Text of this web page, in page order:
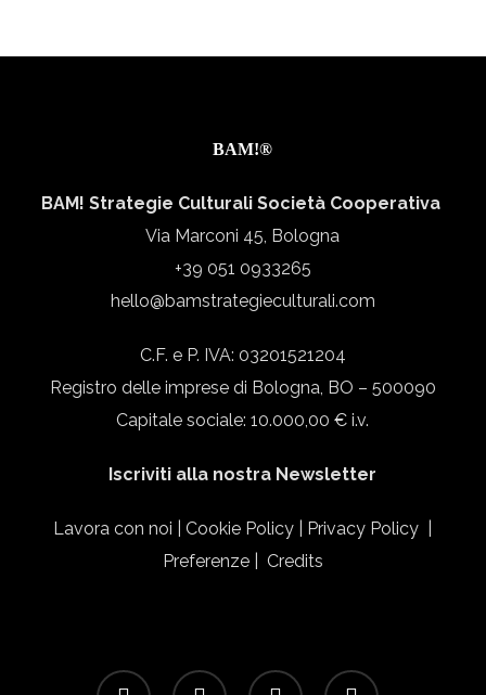
BAM!®
BAM! Strategie Culturali Società Cooperativa
Via Marconi 45, Bologna
+39 051 0933265
hello@bamstrategieculturali.com
C.F. e P. IVA: 03201521204
Registro delle imprese di Bologna, BO – 500090
Capitale sociale: 10.000,00 € i.v.
Iscriviti alla nostra Newsletter
Lavora con noi |Cookie Policy Privacy Policy
Preferenze
Credits
facebook linkedin instagram email